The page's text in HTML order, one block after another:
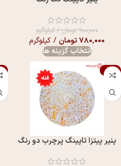
۹۰۰,۰۰۰تومان/ کیلوگرم
۷۸۰,۰۰۰تومان / کیلوگرم
انتخاب گزینه ها
-21%
پنیر پیتزا تاپینگ پرچرب دو رنگ